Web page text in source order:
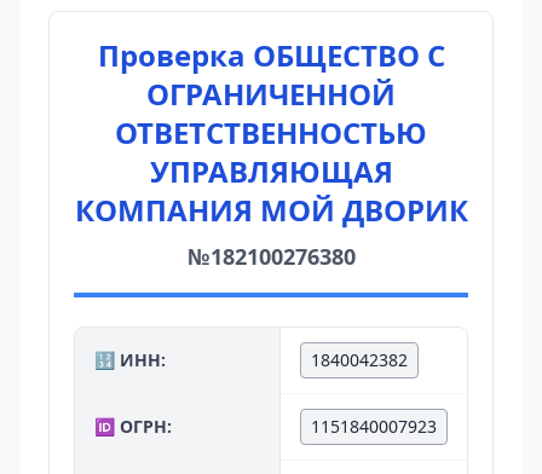
Проверка ОБЩЕСТВО С
ОГРАНИЧЕННОЙ
ОТВЕТСТВЕННОСТЬЮ
УПРАВЛЯЮЩАЯ
КОМПАНИЯ МОЙ ДВОРИК
№182100276380
🔢 ИНН: 1840042382
🆔 ОГРН: 1151840007923